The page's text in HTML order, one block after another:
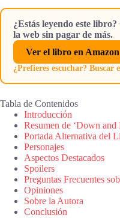
¿Estás leyendo este
la web sin pagar de más.
Ver el libro en
¿Prefieres escuchar? Buscar
Tabla de Contenidos
Introducción
Resumen de ‘Down and
Portada Alternativa del
Personajes
Aspectos Destacados
Spoilers
Preguntas Frecuentes
Opiniones
Sobre la Autora
Conclusión